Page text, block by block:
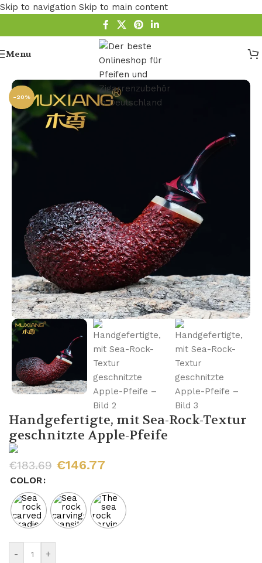
Skip to navigation Skip to main content
Menu
-20%
Handgefertigte, mit Sea-Rock-Textur
geschnitzte Apple-Pfeife
€183.69 €146.77
COLOR
- +